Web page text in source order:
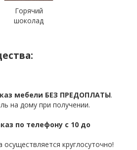
Горячий
шоколад
мебели БЕЗ ПРЕДОПЛАТЫ.
на дому при получении.
по телефону с 10 до
осуществляется круглосуточно!